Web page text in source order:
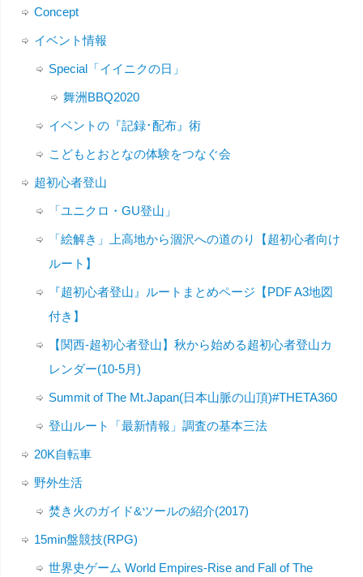
Concept
イベント情報
Special「イイニクの日」
舞洲BBQ2020
イベントの『記録･配布』術
こどもとおとなの体験をつなぐ会
超初心者登山
「ユニクロ・GU登山」
「絵解き」上高地から涸沢への道のり【超初心者向け
ルート】
『超初心者登山』ルートまとめページ【PDF A3地図
付き】
【関西-超初心者登山】秋から始める超初心者登山カ
レンダー(10-5月)
Summit of The Mt.Japan(日本山脈の山頂)#THETA360
登山ルート「最新情報」調査の基本三法
20K自転車
野外生活
焚き火のガイド&ツールの紹介(2017)
15min盤競技(RPG)
世界史ゲーム World Empires-Rise and Fall of The